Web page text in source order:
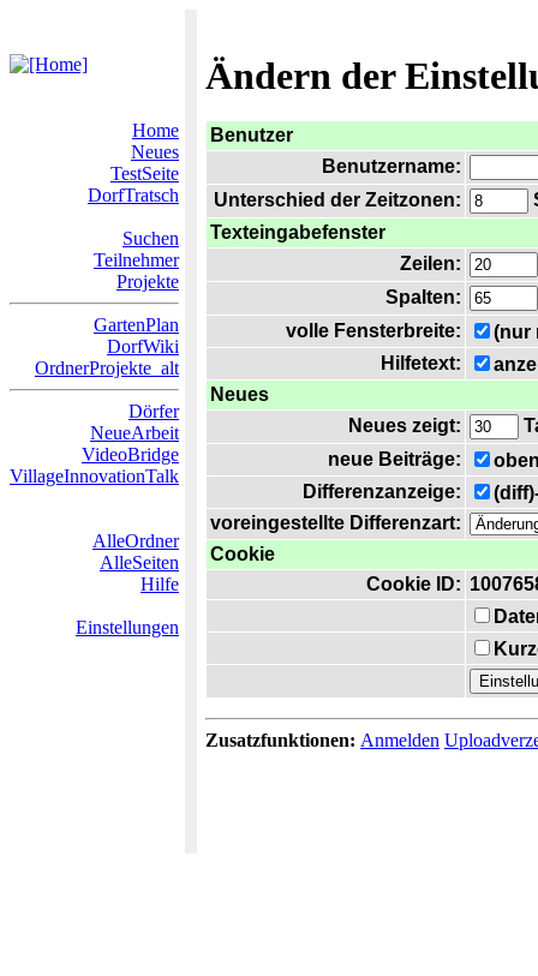
Ändern der
Home
Neues
TestSeite
DorfTratsch
Suchen
Teilnehmer
Projekte
GartenPlan
DorfWiki
OrdnerProjekte_alt
Dörfer
NeueArbeit
VideoBridge
VillageInnovationTalk
AlleOrdner
AlleSeiten
Hilfe
Einstellungen
Benutzer
Benutzername:
Unterschied der Zeitzonen:
Texteingabefenster
Zeilen:
Spalten:
volle Fensterbreite:
(nur
Hilfetext:
Neues
Neues zeigt:
neue Beiträge:
Differenzanzeige:
voreingestellte Differenzart:
Cookie
Cookie ID:
Zusatzfunktionen: Anmelden